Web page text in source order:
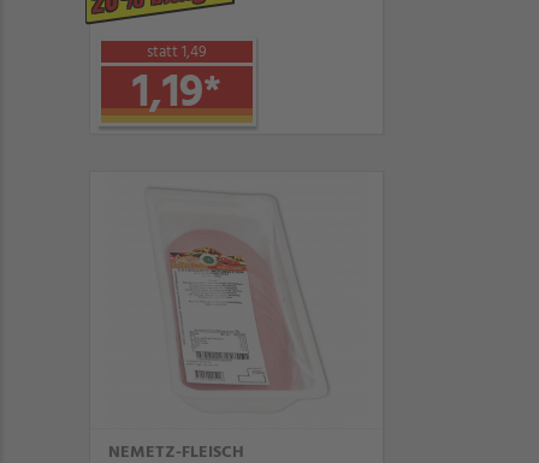
statt 1,49
1,19*
NEMETZ-FLEISCH